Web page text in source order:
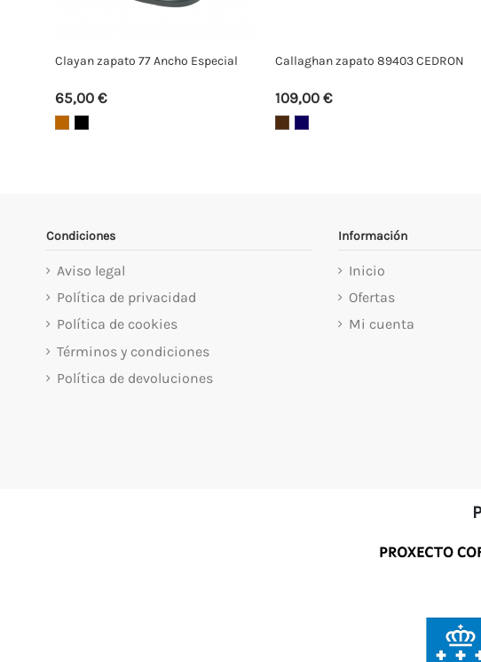
Clayan zapato 77 Ancho Especial
65,00 €
Callaghan zapato 89403 CEDRON
109,00 €
Condiciones
Aviso legal
Política de privacidad
Política de cookies
Términos y condiciones
Política de devoluciones
Información
Inicio
Ofertas
Mi cuenta